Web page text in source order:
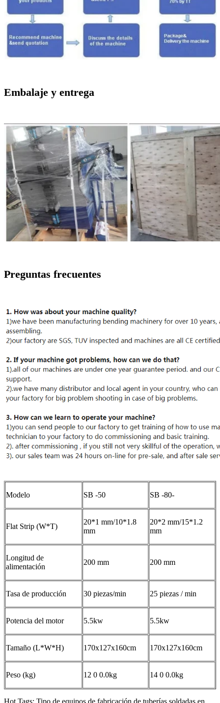
Embalaje y entrega
Preguntas frecuentes
Modelo SB -50 SB -80-
Flat Strip (W*T)
20*1 mm/10*1.8
mm
20*2 mm/15*1.2
mm
Longitud de
alimentación
200 mm 200 mm
Tasa de producción 30 piezas/min 25 piezas / min
Potencia del motor 5.5kw 5.5kw
Tamaño (L*W*H) 170x127x160cm 170x127x160cm
Peso (kg) 12 0 0.0kg 14 0 0.0kg
Hot Tags: Tipo de equipos de fabricación de tuberías soldadas en